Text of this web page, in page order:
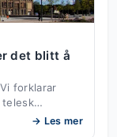
det blitt å
forklarar
telesk…
→ Les mer